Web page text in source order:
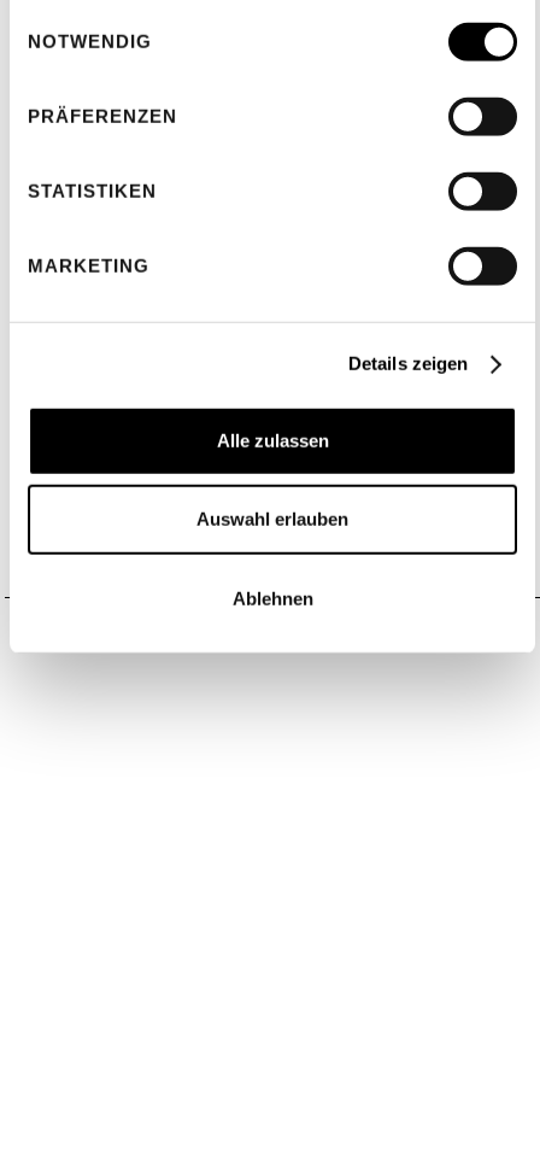
NOTWENDIG
PRÄFERENZEN
STATISTIKEN
MARKETING
Details zeigen
Alle zulassen
Auswahl erlauben
Ablehnen
Lumenice arbeitet mit modernster Aufnahmetechnik,
spezialisierter Lichtführung und professioneller
Nachbearbeitung, um deinem Schmuck den Glanz zu
Facette deines Produkts präzise darstellen. Dabei
passen wir uns flexibel deinem Stil an –
Marketingkampagnen. Schreib uns eine